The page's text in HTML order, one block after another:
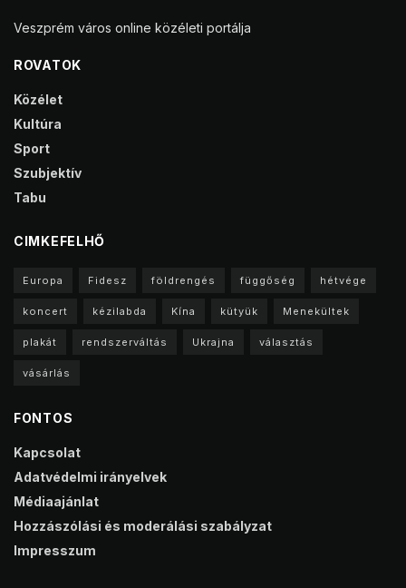
Veszprém város online közéleti portálja
ROVATOK
Közélet
Kultúra
Sport
Szubjektív
Tabu
CIMKEFELHŐ
Europa Fidesz földrengés függőség hétvége
koncert kézilabda Kína kütyük Menekültek
plakát rendszerváltás Ukrajna választás
vásárlás
FONTOS
Kapcsolat
Adatvédelmi irányelvek
Médiaajánlat
Hozzászólási és moderálási szabályzat
Impresszum